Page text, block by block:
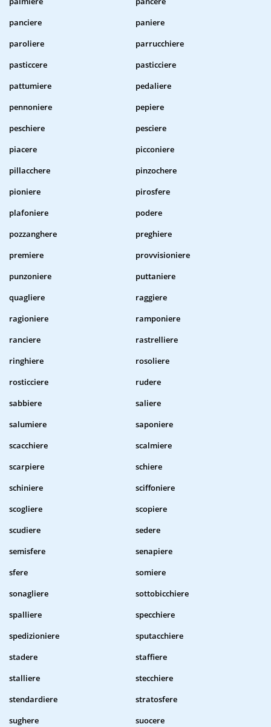
panciere
paniere
paroliere
parrucchiere
pasticcere
pasticciere
pattumiere
pedaliere
pennoniere
pepiere
peschiere
pesciere
piacere
picconiere
pillacchere
pinzochere
pioniere
pirosfere
plafoniere
podere
pozzanghere
preghiere
premiere
provvisioniere
punzoniere
puttaniere
quagliere
raggiere
ragioniere
ramponiere
ranciere
rastrelliere
ringhiere
rosoliere
rosticciere
rudere
sabbiere
saliere
salumiere
saponiere
scacchiere
scalmiere
scarpiere
schiere
schiniere
sciffoniere
scogliere
scopiere
scudiere
sedere
semisfere
senapiere
sfere
somiere
sonagliere
sottobicchiere
spalliere
specchiere
spedizioniere
sputacchiere
stadere
staffiere
stalliere
stecchiere
stendardiere
stratosfere
sughere
suocere